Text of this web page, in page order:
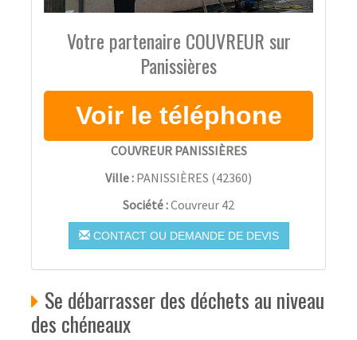
Votre partenaire COUVREUR sur
Panissières
COUVREUR PANISSIÈRES
Ville : PANISSIÈRES (42360)
Société :Couvreur 42
CONTACT OU DEMANDE DE DEVIS
Se débarrasser des déchets au niveau
des chéneaux